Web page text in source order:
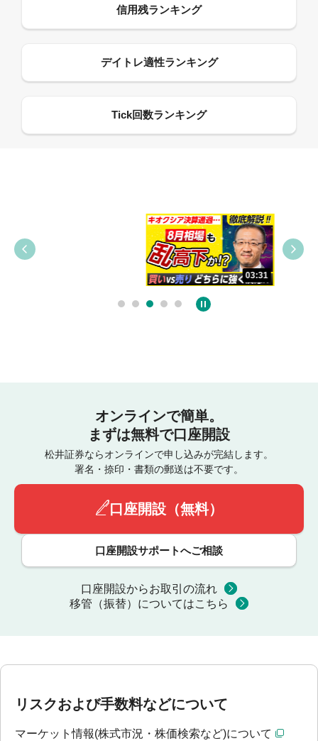
03:31
オンラインで簡単。
まずは無料で口座開設
松井証券ならオンラインで申し込みが完結します。
署名・捺印・書類の郵送は不要です。
口座開設（無料）
口座開設サポートへご相談
口座開設からお取引の流れ
移管（振替）についてはこちら
リスクおよび手数料などについて
マーケット情報(株式市況・株価検索など)について